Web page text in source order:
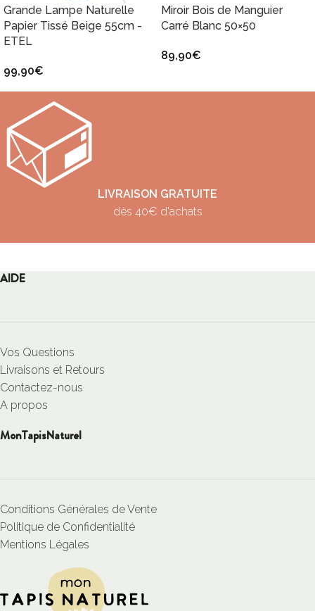
Grande Lampe Naturelle
Papier Tissé Beige 55cm -
ETEL
99,90€
Miroir Bois de Manguier
Carré Blanc 50×50
89,90€
PAIEMENT SÉCURISÉ
AIDE
Vos Questions
Livraisons et Retours
Contactez-nous
A propos
MonTapisNaturel
Conditions Générales de Vente
Politique de Confidentialité
Mentions Légales